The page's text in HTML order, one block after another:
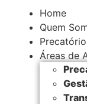
Home
Quem
Áreas de